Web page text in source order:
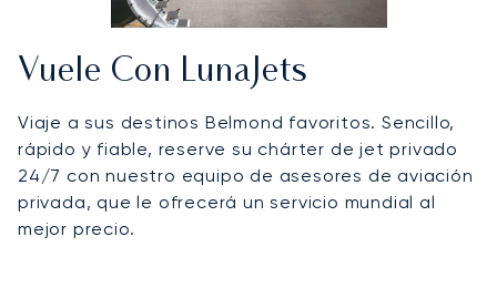
Vuele Con LunaJets
Viaje a sus destinos Belmond favoritos. Sencillo,
rápido y fiable, reserve su chárter de jet privado
24/7 con nuestro equipo de asesores de aviación
privada, que le ofrecerá un servicio mundial al
mejor precio.